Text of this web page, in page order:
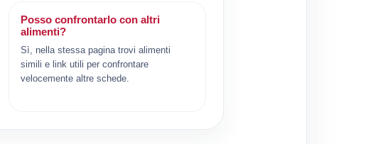
Posso confrontarlo con altri
alimenti?
Sì, nella stessa pagina trovi alimenti
simili e link utili per confrontare
velocemente altre schede.